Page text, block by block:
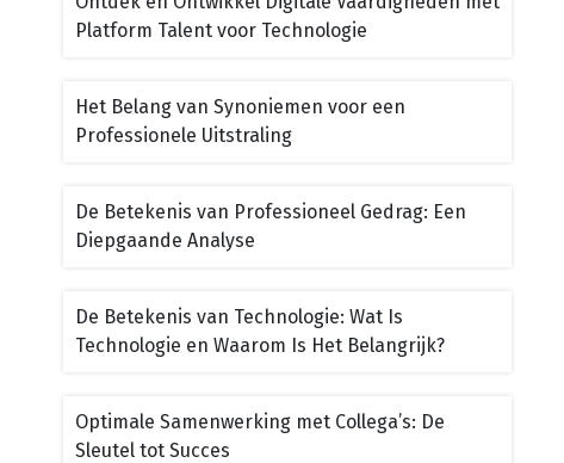
Platform Talent voor Technologie
Het Belang van Synoniemen voor een
Professionele Uitstraling
De Betekenis van Professioneel Gedrag: Een
Diepgaande Analyse
De Betekenis van Technologie: Wat Is
Technologie en Waarom Is Het Belangrijk?
Optimale Samenwerking met Collega’s: De
Sleutel tot Succes